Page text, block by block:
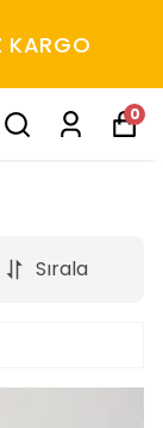
0
Sırala